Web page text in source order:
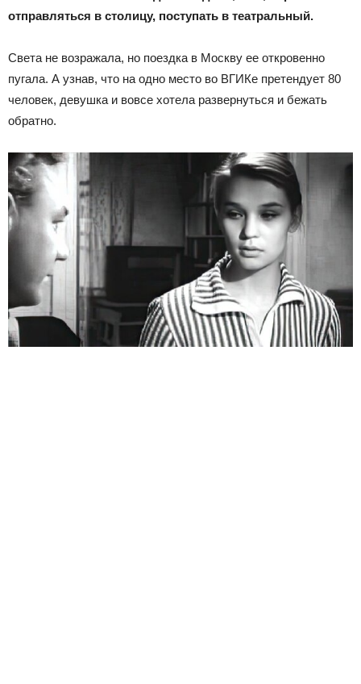
отправляться в столицу, поступать в театральный.
Света не возражала, но поездка в Москву ее откровенно
пугала. А узнав, что на одно место во ВГИКе претендует 80
человек, девушка и вовсе хотела развернуться и бежать
обратно.